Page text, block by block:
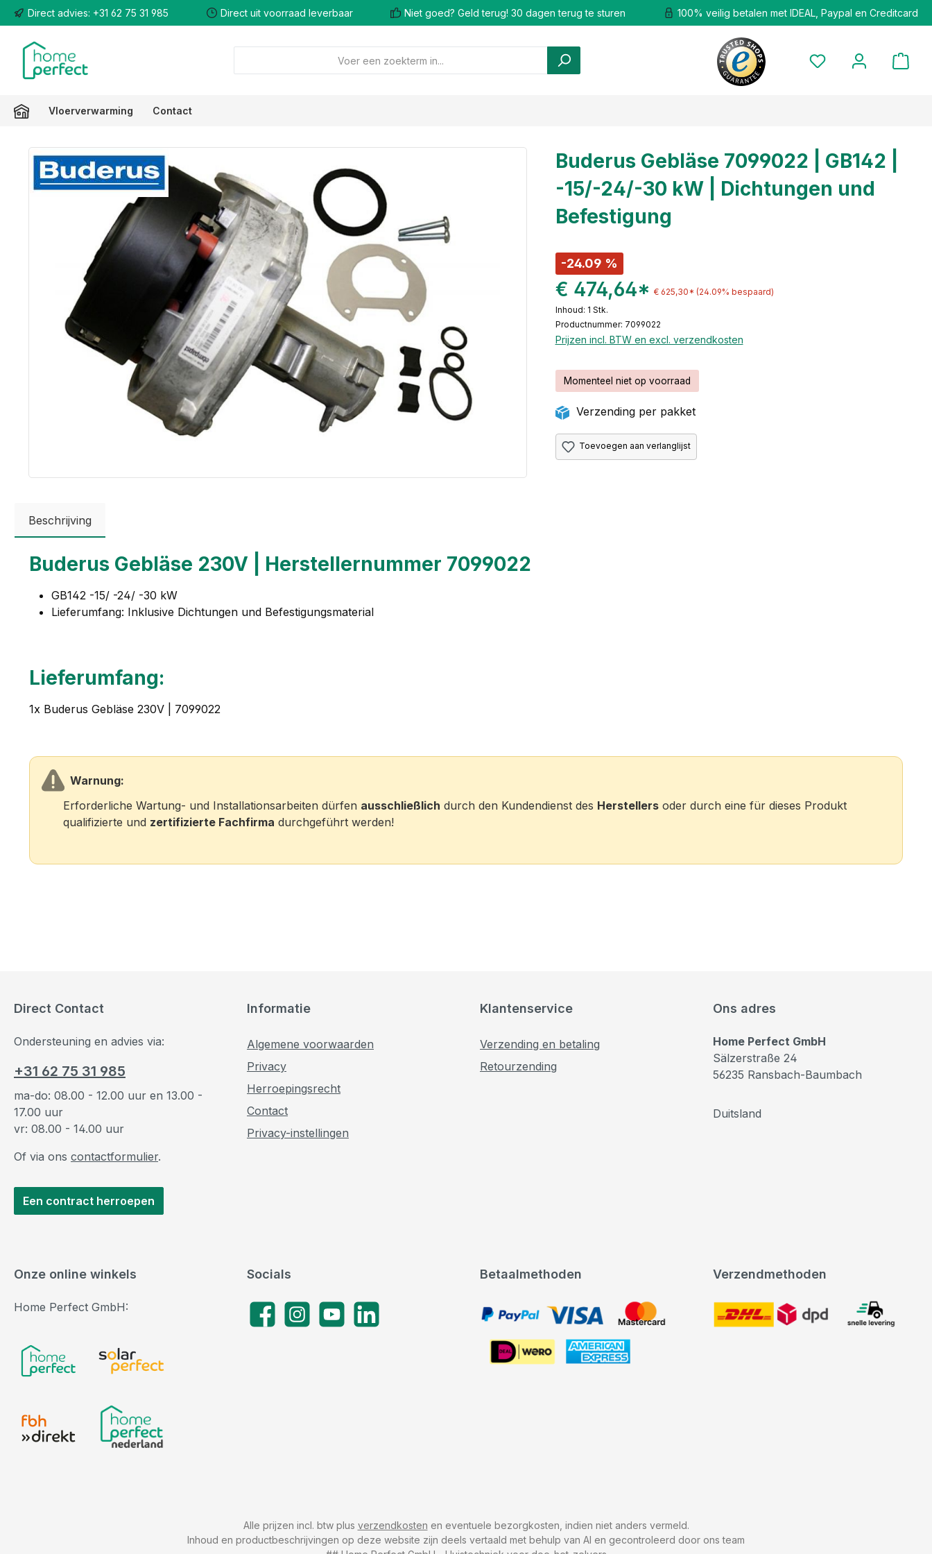
naar de hoofdinhoud
Ga naar de zoekopdracht
Ga naar de hoofdnavigatie
Direct advies: +31 62 75 31 985 Direct uit voorraad leverbaar Niet goed? Geld terug! 30 dagen terug te sturen 100% veilig betalen met IDEAL, Paypal en Creditcard
Vloerverwarming Contact
Afbeeldingengalerij overslaan
Buderus Gebläse 7099022 | GB142 |
-15/-24/-30 kW | Dichtungen und
Befestigung
-24.09 %
€ 474,64* € 625,30* (24.09% bespaard)
Inhoud: 1 Stk.
Productnummer: 7099022
Prijzen incl. BTW en excl. verzendkosten
Momenteel niet op voorraad
Verzending per pakket
Toevoegen aan verlanglijst
Beschrijving
Buderus Gebläse 230V | Herstellernummer 7099022
GB142 -15/ -24/ -30 kW
Lieferumfang: Inklusive Dichtungen und Befestigungsmaterial
Lieferumfang:
1x Buderus Gebläse 230V | 7099022
Warnung:
Erforderliche Wartung- und Installationsarbeiten dürfen ausschließlich durch den Kundendienst des Herstellers oder durch eine für dieses Produkt
qualifizierte und zertifizierte Fachfirma durchgeführt werden!
Direct Contact
Ondersteuning en advies via:
+31 62 75 31 985
ma-do: 08.00 - 12.00 uur en 13.00 -
17.00 uur
vr: 08.00 - 14.00 uur
Of via ons contactformulier.
Een contract herroepen
Informatie
Algemene voorwaarden
Privacy
Herroepingsrecht
Contact
Privacy-instellingen
Klantenservice
Verzending en betaling
Retourzending
Betaalmethoden
PayPal, VISA, Mastercard
Verzendmethoden
Ons adres
Home Perfect GmbH
Sälzerstraße 24
56235 Ransbach-Baumbach
Duitsland
Socials
FacebookInstagramYouTubeLinkedIn
Onze online winkels
Home Perfect GmbH:
Alle prijzen incl. btw plus verzendkosten en eventuele bezorgkosten, indien niet anders vermeld.
Inhoud en productbeschrijvingen op deze website zijn deels vertaald met behulp van AI en gecontroleerd door ons team